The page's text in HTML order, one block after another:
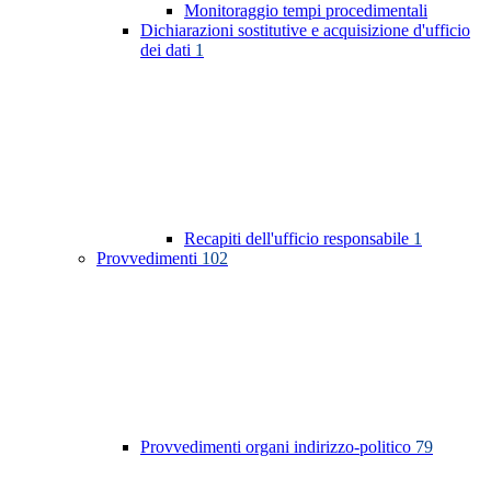
Monitoraggio tempi procedimentali
Dichiarazioni sostitutive e acquisizione d'ufficio
dei dati 1
Recapiti dell'ufficio responsabile 1
Provvedimenti 102
Provvedimenti organi indirizzo-politico 79